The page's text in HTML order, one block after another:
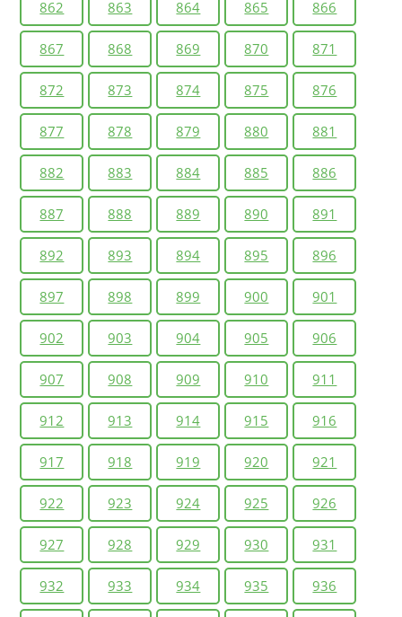
862 863 864 865 866
867 868 869 870 871
872 873 874 875 876
877 878 879 880 881
882 883 884 885 886
887 888 889 890 891
892 893 894 895 896
897 898 899 900 901
902 903 904 905 906
907 908 909 910 911
912 913 914 915 916
917 918 919 920 921
922 923 924 925 926
927 928 929 930 931
932 933 934 935 936